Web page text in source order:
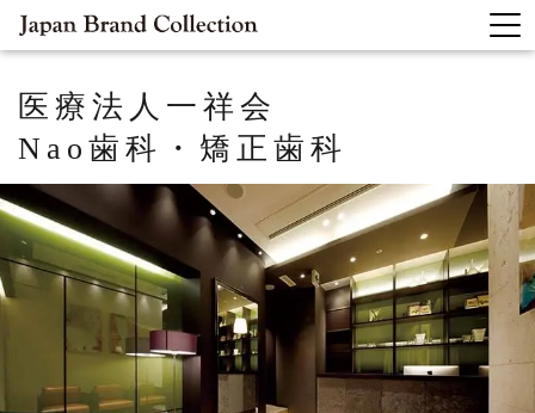
医療法人一祥会
Nao歯科・矯正歯科